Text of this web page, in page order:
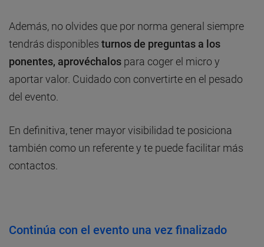
Además, no olvides que por norma general siempre
tendrás disponibles turnos de preguntas a los
ponentes, aprovéchalos para coger el micro y
aportar valor. Cuidado con convertirte en el pesado
del evento.
En definitiva, tener mayor visibilidad te posiciona
también como un referente y te puede facilitar más
contactos.
Continúa con el evento una vez finalizado